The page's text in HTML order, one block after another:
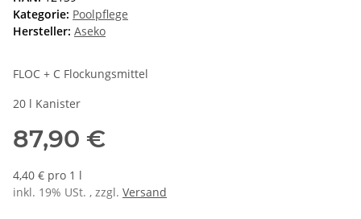
Kategorie: Poolpflege
Hersteller: Aseko
FLOC + C Flockungsmittel
20 l Kanister
87,90 €
4,40 € pro 1 l
inkl. 19% USt. , zzgl. Versand